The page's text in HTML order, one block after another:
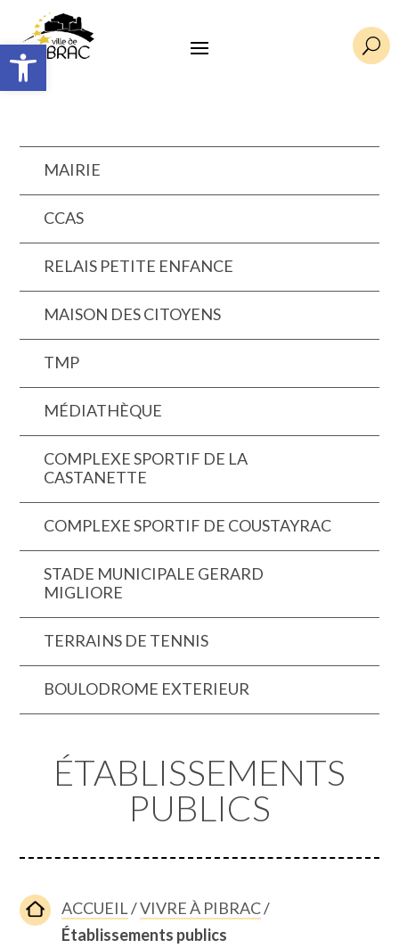
Ouvrir la barre d’outils U
MAIRIE
CCAS
RELAIS PETITE ENFANCE
MAISON DES CITOYENS
TMP
MÉDIATHÈQUE
COMPLEXE SPORTIF DE LA
CASTANETTE
COMPLEXE SPORTIF DE COUSTAYRAC
STADE MUNICIPALE GERARD
MIGLIORE
TERRAINS DE TENNIS
BOULODROME EXTERIEUR
ÉTABLISSEMENTS
PUBLICS
ACCUEIL/VIVRE À PIBRAC/
Établissements publics